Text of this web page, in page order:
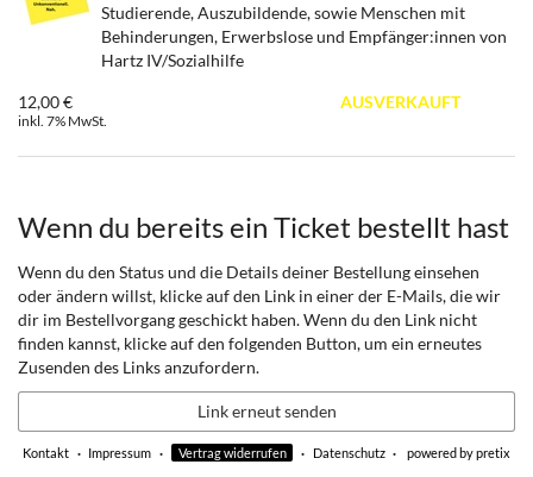
Studierende, Auszubildende, sowie Menschen mit
Behinderungen, Erwerbslose und Empfänger:innen von
Hartz IV/Sozialhilfe
12,00 €
inkl. 7% MwSt.
AUSVERKAUFT
Wenn du bereits ein Ticket bestellt hast
Wenn du den Status und die Details deiner Bestellung einsehen
oder ändern willst, klicke auf den Link in einer der E-Mails, die wir
dir im Bestellvorgang geschickt haben. Wenn du den Link nicht
finden kannst, klicke auf den folgenden Button, um ein erneutes
Zusenden des Links anzufordern.
Link erneut senden
Kontakt Impressum Vertrag widerrufen Datenschutz powered by pretix